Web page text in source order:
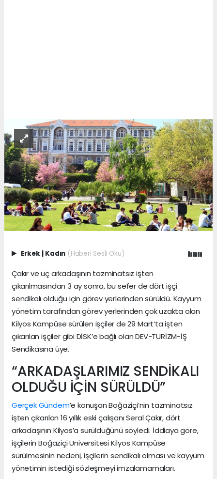
Erkek | Kadın (Haberi Sesli Oku)
Çakır ve üç arkadaşının tazminatsız işten
çıkarılmasından 3 ay sonra, bu sefer de dört işçi
sendikalı olduğu için görev yerlerinden sürüldü. Kayyum
yönetim tarafından görev yerlerinden çok uzakta olan
Kilyos Kampüse sürülen işçiler de 29 Mart’ta işten
çıkarılan işçiler gibi DİSK’e bağlı olan DEV-TURİZM-İŞ
Sendikasına üye.
“ARKADAŞLARIMIZ SENDİKALI
OLDUĞU İÇİN SÜRÜLDÜ”
Gerçek Gündem’e konuşan Boğaziçi’nin tazminatsız
işten çıkarılan 16 yıllık eski çalışanı Seral Çakır, dört
arkadaşının Kilyos’a sürüldüğünü söyledi. İddiaya göre,
işçilerin Boğaziçi Üniversitesi Kilyos Kampüse
sürülmesinin nedeni, işçilerin sendikalı olması ve kayyum
yönetimin istediği sözleşmeyi imzalamamaları.